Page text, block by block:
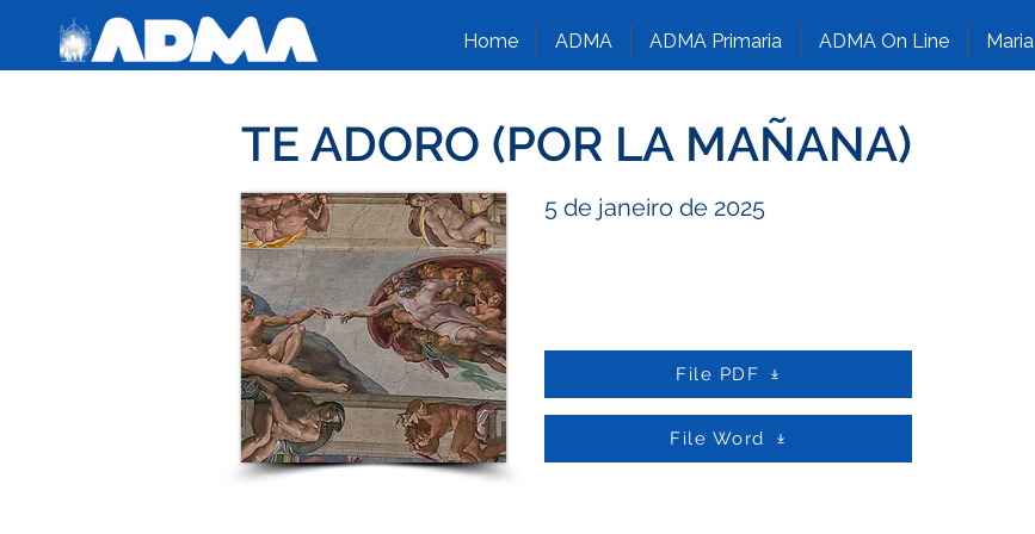
Home ADMA ADMA Primaria ADMA On Line
TE ADORO (POR LA MAÑANA)
5 de janeiro de 2025
File PDF
File Word